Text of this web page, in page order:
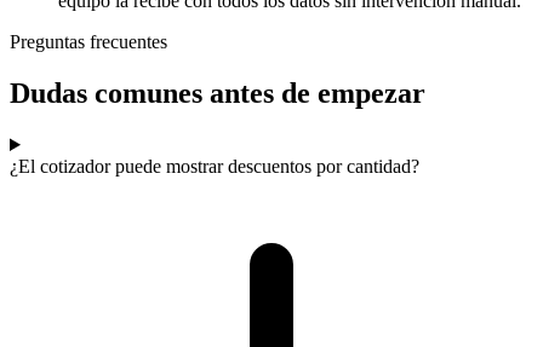
Preguntas frecuentes
Dudas comunes antes de empezar
¿El cotizador puede mostrar descuentos por cantidad?